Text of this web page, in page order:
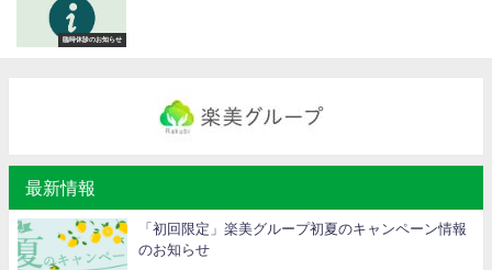
臨時休診のお知らせ
最新情報
「初回限定」楽美グループ初夏のキャンペーン情報
のお知らせ